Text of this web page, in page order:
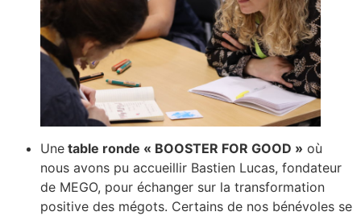
Une table ronde « BOOSTER FOR GOOD » où
nous avons pu accueillir Bastien Lucas, fondateur
de MEGO, pour échanger sur la transformation
positive des mégots. Certains de nos bénévoles se